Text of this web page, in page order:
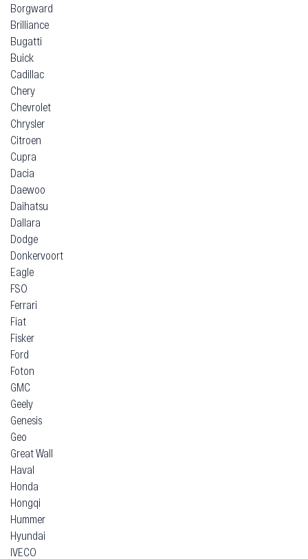
Borgward
Brilliance
Bugatti
Buick
Cadillac
Chery
Chevrolet
Chrysler
Citroen
Cupra
Dacia
Daewoo
Daihatsu
Dallara
Dodge
Donkervoort
Eagle
FSO
Ferrari
Fiat
Fisker
Ford
Foton
GMC
Geely
Genesis
Geo
Great Wall
Haval
Honda
Hongqi
Hummer
Hyundai
IVECO